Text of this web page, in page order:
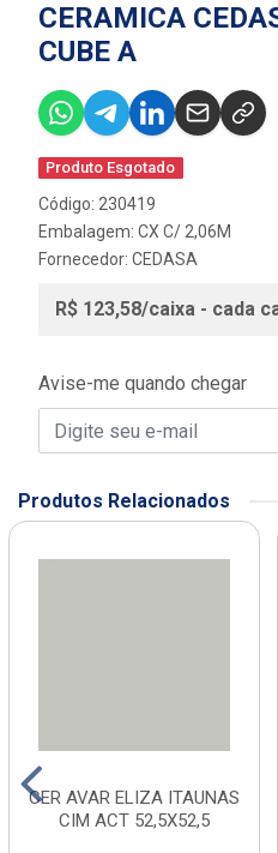
CERAMICA
CUBE A
Produto Esgotado
Código: 230419
Embalagem: CX C/ 2,06M
Fornecedor: CEDASA
R$ 123,58/caixa - cada
Avise-me quando chegar
Produtos Relacionados
CER AVAR ELIZA ITAUNAS
CIM ACT 52,5X52,5